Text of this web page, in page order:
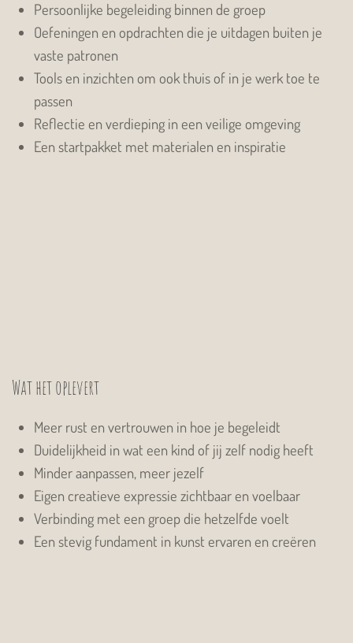
Persoonlijke begeleiding binnen de groep
Oefeningen en opdrachten die je uitdagen buiten je
vaste patronen
Tools en inzichten om ook thuis of in je werk toe te
passen
Reflectie en verdieping in een veilige omgeving
Een startpakket met materialen en inspiratie
Wat het oplevert
Meer rust en vertrouwen in hoe je begeleidt
Duidelijkheid in wat een kind of jij zelf nodig heeft
Minder aanpassen, meer jezelf
Eigen creatieve expressie zichtbaar en voelbaar
Verbinding met een groep die hetzelfde voelt
Een stevig fundament in kunst ervaren en creëren